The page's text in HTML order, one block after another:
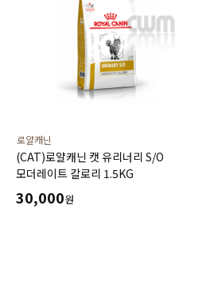
로얄캐닌
(CAT)로얄캐닌 캣 유리너리 S/O
모더레이트 칼로리 1.5KG
30,000원